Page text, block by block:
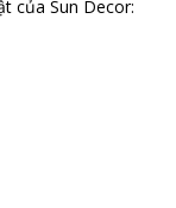
của Sun Decor: